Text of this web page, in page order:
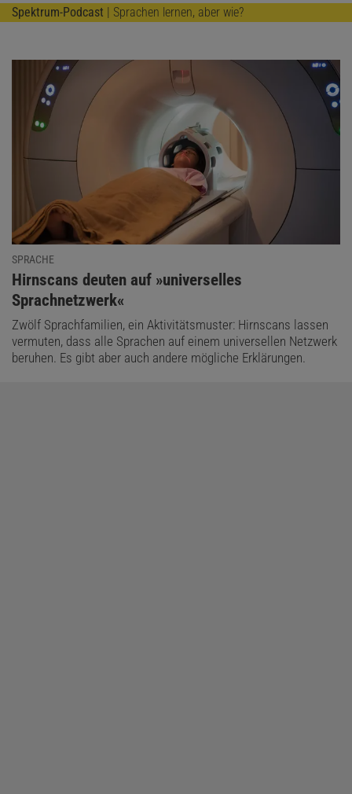
Spektrum-Podcast | Sprachen lernen, aber wie?
SPRACHE
:
Hirnscans deuten auf »universelles
Sprachnetzwerk«
Zwölf Sprachfamilien, ein Aktivitätsmuster: Hirnscans lassen
vermuten, dass alle Sprachen auf einem universellen Netzwerk
beruhen. Es gibt aber auch andere mögliche Erklärungen.